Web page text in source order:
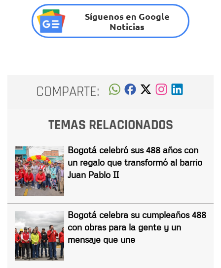
Síguenos en Google
Noticias
COMPARTE:
TEMAS RELACIONADOS
Bogotá celebró sus 488 años con
un regalo que transformó al barrio
Juan Pablo II
Bogotá celebra su cumpleaños 488
con obras para la gente y un
mensaje que une